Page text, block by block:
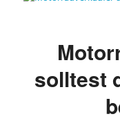
solltest